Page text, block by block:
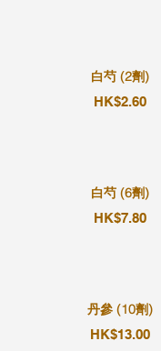
白芍 (2劑)
HK$2.60
白芍 (6劑)
HK$7.80
丹參 (10劑)
HK$13.00